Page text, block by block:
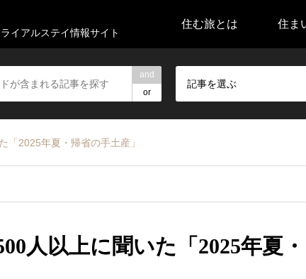
イアルステイ情報サイト
住む旅とは 住ま
and
or
記事を選ぶ
「2025年夏・帰省の手土産」
人以上に聞いた「2025年夏・